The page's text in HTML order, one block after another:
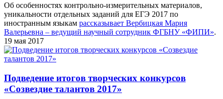
Об особенностях контрольно-измерительных материалов,
уникальности отдельных заданий для ЕГЭ 2017 по
иностранным языкам рассказывает Вербицкая Мария
Валерьевна – ведущий научный сотрудник ФГБНУ «ФИПИ».
19 мая 2017
Подведение итогов творческих конкурсов
«Созвездие талантов 2017»